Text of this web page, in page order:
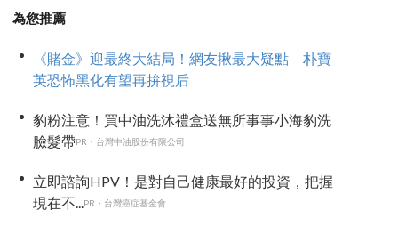
為您推薦
《賭金》迎最終大結局！網友揪最大疑點 朴寶
英恐怖黑化有望再拚視后
豹粉注意！買中油洗沐禮盒送無所事事小海豹洗
臉髮帶PR・台灣中油股份有限公司
立即諮詢HPV！是對自己健康最好的投資，把握
現在不...PR・台灣癌症基金會